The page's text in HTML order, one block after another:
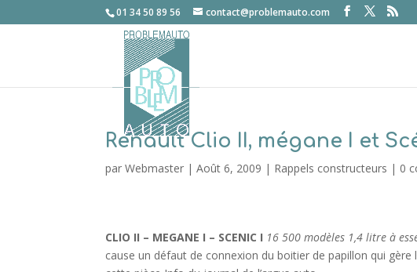
01 34 50 89 56 contact@problemauto.com
Renault Clio II, mégane I et
parWebmaster |Août 6, 2009 | Rappels constructeurs | 0
CLIO II – MEGANE I – SCENIC I 16 500 modèles 1,4 litre à
cause un défaut de connexion du boitier de papillon qui